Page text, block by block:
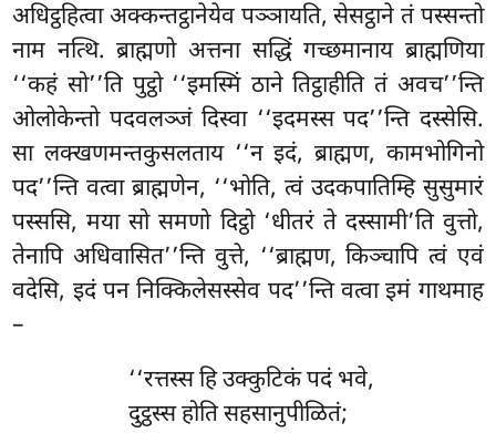
अधिट्ठहित्वा अक्कन्तट्ठानेयेव पञ्ञायति, सेसट्ठाने तं पस्सन्तो
नाम नत्थि. ब्राह्मणो अत्तना सद्धिंगच्छमानाय ब्राह्मणिया
‘‘कहं सो’’ति पुट्ठो ‘‘इमस्मिं ठाने तिट्ठाहीति तं अवच’’न्ति
ओलोकेन्तो पदवलञ्जं दिस्वा ‘‘इदमस्स पद’’न्ति दस्सेसि.
सा लक्खणमन्तकुसलताय ‘‘न इदं, ब्राह्मण, कामभोगिनो
पद’’न्ति वत्वा ब्राह्मणेन, ‘‘भोति, त्वं उदकपातिम्हि सुसुमारं
पस्ससि, मया सो समणो दिट्ठो ‘धीतरं ते दस्सामी’ति वुत्तो,
तेनापि अधिवासित’’न्ति वुत्ते, ‘‘ब्राह्मण, किञ्चापि त्वं एवं
वदेसि, इदं पन निक्किलेसस्सेव पद’’न्ति वत्वा इमं गाथमाह
–
‘‘रत्तस्सहि उक्कुटिकं पदं भवे,
दुट्ठस्स होति सहसानुपीळितं;